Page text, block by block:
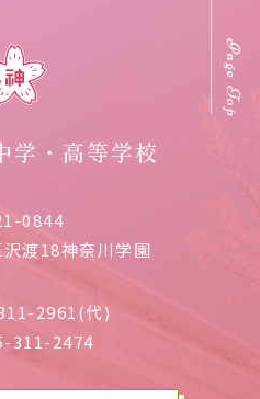
学・高等学校
0844
渡18神奈川学園
2961(代)
311-2474
Page Top